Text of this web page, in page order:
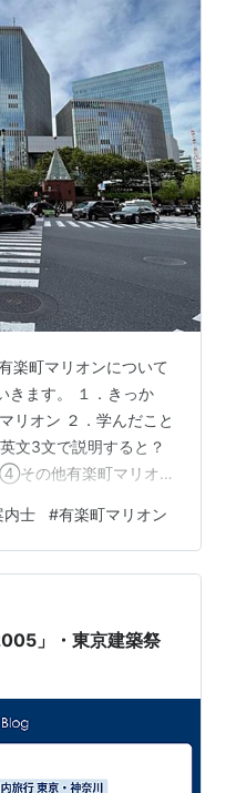
楽町マリオンについて
きます。 １．きっか
リオン ２．学んだこと
文3文で説明すると？
の他有楽町マリオン
問題 ５．ブログ内リン
かけ・情報源 今年は、
英語と一緒に学んでい
リオン。 目の前の交差
点です。 今日は、有楽
内士 #有楽町マリオン
」・東京建築祭